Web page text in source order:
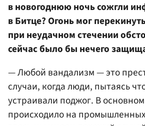
в новогоднюю ночь сожгли
в Битце? Огонь мог
при неудачном стечении
сейчас было бы нечего
— Любой вандализм — это
случаи, когда люди, пытаясь
устраивали поджог. В
происходило на